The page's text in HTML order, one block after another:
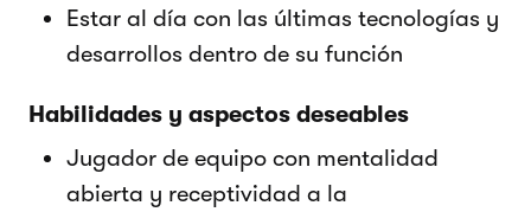
Estar al día con las últimas tecnologías y
desarrollos dentro de su función
Habilidades y aspectos deseables
Jugador de equipo con mentalidad
abierta y receptividad a la